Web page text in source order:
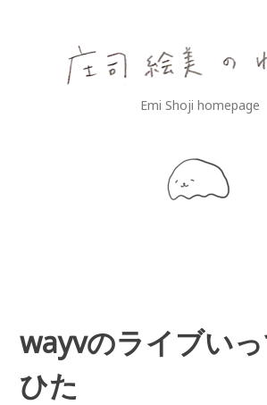
庄司絵美のねむみ
Emi Shoji homepage
wayvのライブい
ひた